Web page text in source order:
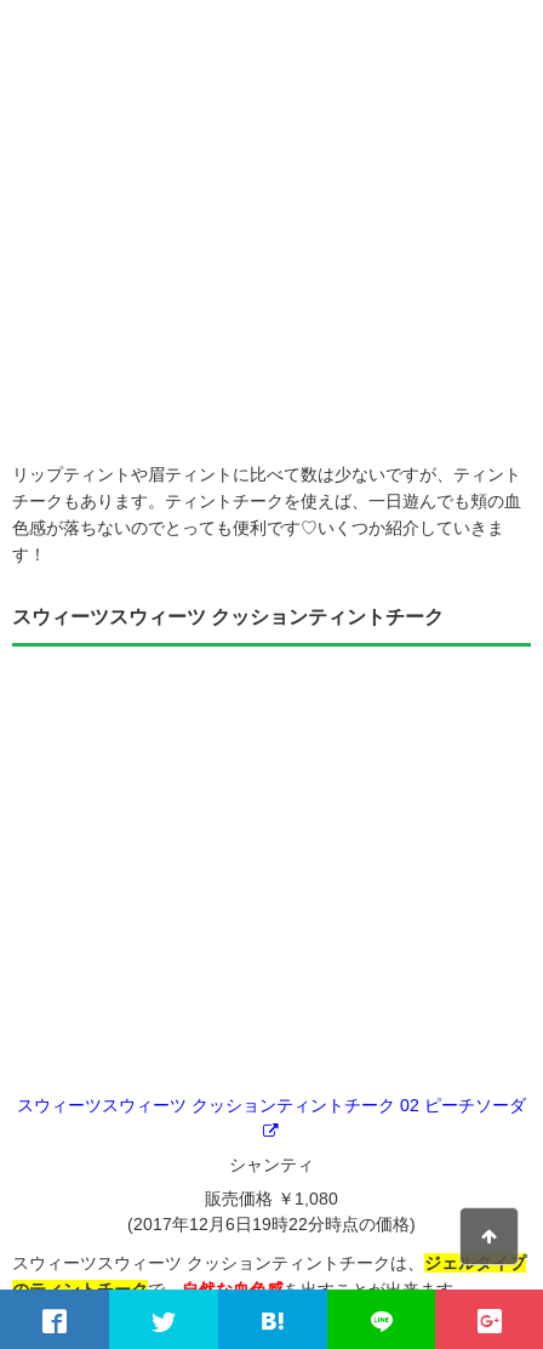
リップティントや眉ティントに比べて数は少ないですが、ティント
チークもあります。ティントチークを使えば、一日遊んでも頬の血
色感が落ちないのでとっても便利です♡いくつか紹介していきま
す！
スウィーツスウィーツ クッションティントチーク
スウィーツスウィーツ クッションティントチーク 02 ピーチソーダ
シャンティ
販売価格 ￥1,080
(2017年12月6日19時22分時点の価格)
スウィーツスウィーツ クッションティントチークは、 ジェルタイプ
のティントチークで、自然な血色感を出すことが出来ます。